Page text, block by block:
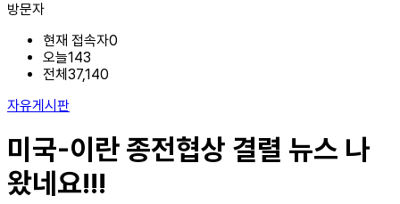
방문자
현재 접속자0
오늘143
전체37,140
자유게시판
미국-이란 종전협상 결렬 뉴스 나
왔네요!!!